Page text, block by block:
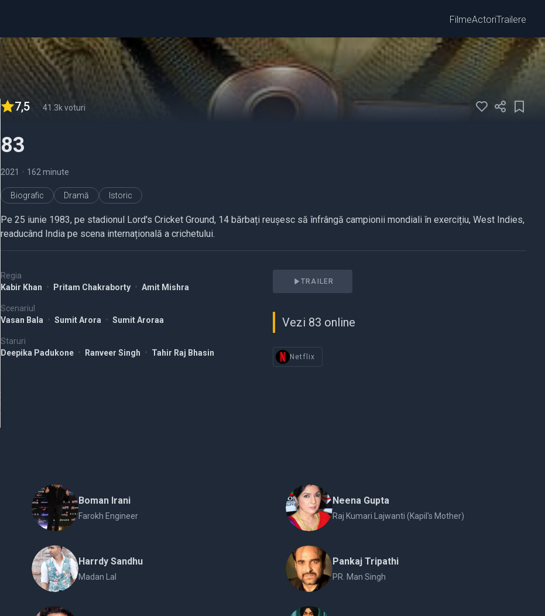
FilmeActoriTrailere
7,5 - 41.3k voturi
83
2021 • 162 minute
Biografic Dramă Istoric
Pe 25 iunie 1983, pe stadionul Lord's Cricket Ground, 14 bărbați reușesc să înfrângă campionii mondiali în exercițiu, West Indies,
readucând India pe scena internațională a crichetului.
Regia
Kabir Khan • Pritam Chakraborty • Amit Mishra
Scenariul
Vasan Bala • Sumit Arora • Sumit Aroraa
Staruri
Deepika Padukone • Ranveer Singh • Tahir Raj Bhasin
TRAILER
Vezi 83 online
Netflix
Boman Irani
Farokh Engineer
Neena Gupta
Raj Kumari Lajwanti (Kapil's Mother)
Harrdy Sandhu
Madan Lal
Pankaj Tripathi
PR. Man Singh